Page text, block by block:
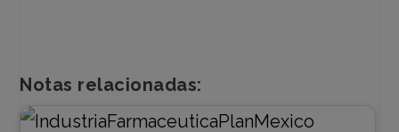
Notas relacionadas: